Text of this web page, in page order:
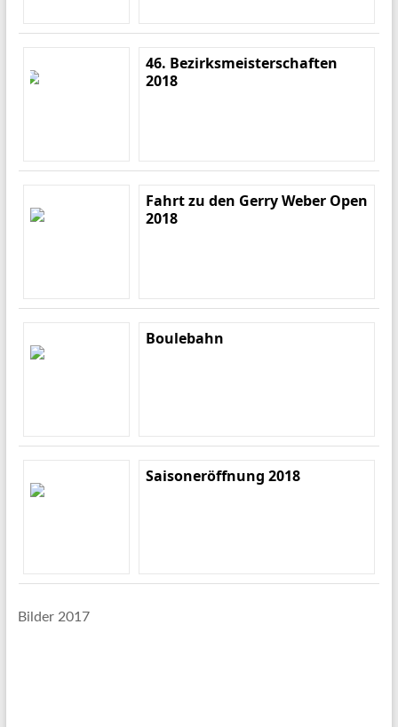
46. Bezirksmeisterschaften
2018
Fahrt zu den Gerry Weber Open
2018
Boulebahn
Saisoneröffnung 2018
Bilder 2017